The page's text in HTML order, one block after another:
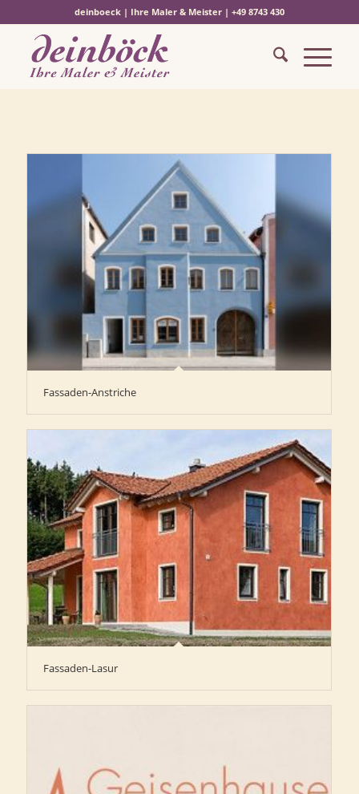
deinboeck | Ihre Maler & Meister | +49 8743 430
Fassaden-Anstriche
Fassaden-Lasur